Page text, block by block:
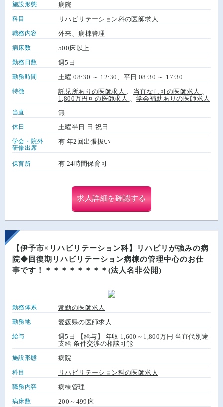
施設形態 病院
科目 リハビリテーション科の医師求人
職務内容 外来、病棟管理
病床数 500床以上
勤務日数 週5日
勤務時間 土曜 08:30 ～ 12:30、平日 08:30 ～ 17:30
特徴 託児所ありの医師求人 当直なし可の医師求人
1,800万円可の医師求人
、学会補助ありの医師求人
当直 無
休日 土曜半日 日 祝日
学会・院外
研修出席
有 年2回出張扱い
保育所 有 24時間保育可
求人詳細を確認する
【伊予市×リハビリテーション科】リハビリが強みの病
院◆回復期リハビリテーション病棟の管理中心のお仕
事です！＊＊＊＊＊＊＊＊(法人名非公開)
勤務体系 常勤の医師求人
勤務地 愛媛県の医師求人
給与
週5日 【給与】 年収 1,600～1,800万円 当直代別途
支給 条件交渉の相談可能
施設形態 病院
科目 リハビリテーション科の医師求人
職務内容 病棟管理
病床数 200～499床